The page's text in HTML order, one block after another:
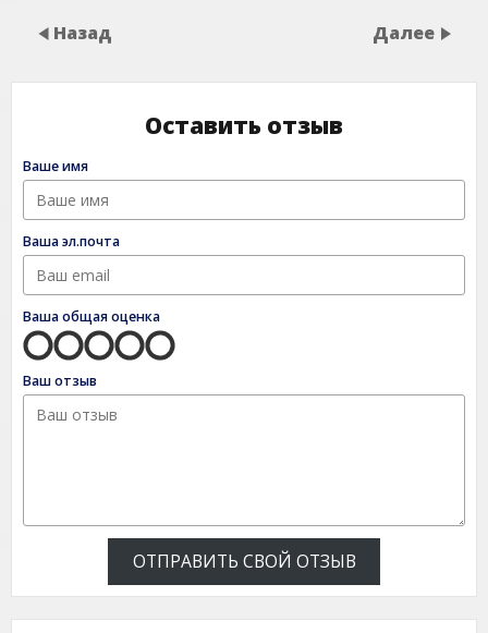
Назад Далее
Оставить отзыв
Ваше имя
Ваша эл.почта
Ваша общая оценка
Ваш отзыв
ОТПРАВИТЬ СВОЙ ОТЗЫВ